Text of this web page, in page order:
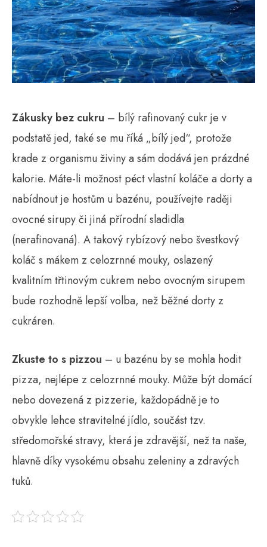
Zákusky bez cukru – bílý rafinovaný cukr je v
podstatě jed, také se mu říká „bílý jed“, protože
krade z organismu živiny a sám dodává jen prázdné
kalorie. Máte-li možnost péct vlastní koláče a dorty a
nabídnout je hostům u bazénu, používejte raději
ovocné sirupy či jiná přírodní sladidla
(nerafinovaná). A takový rybízový nebo švestkový
koláč s mákem z celozrnné mouky, oslazený
kvalitním třtinovým cukrem nebo ovocným sirupem
bude rozhodně lepší volba, než běžné dorty z
cukráren.
Zkuste to s pizzou – u bazénu by se mohla hodit
pizza, nejlépe z celozrnné mouky. Může být domácí
nebo dovezená z pizzerie, každopádně je to
obvykle lehce stravitelné jídlo, součást tzv.
středomořské stravy, která je zdravější, než ta naše,
hlavně díky vysokému obsahu zeleniny a zdravých
tuků.